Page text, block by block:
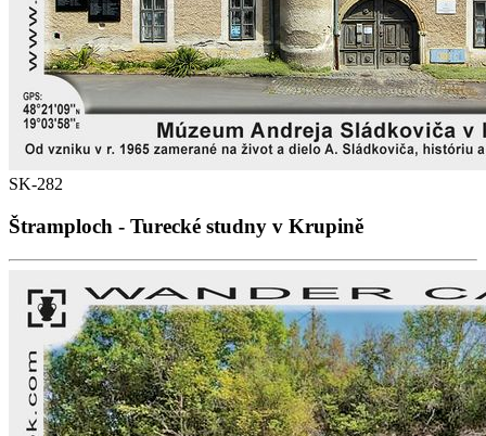
SK-282
Štramploch - Turecké studny v Krupině